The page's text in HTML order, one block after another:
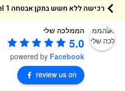
רכישה ללא חשש בתקן אבטחה 1 PCI Level
הממלכה שלי
5.0
powered byFacebook
review us on